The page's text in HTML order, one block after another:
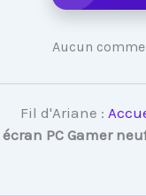
Aucun
Fil d'Ariane :
écran PC Gamer